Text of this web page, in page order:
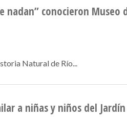
nadan” conocieron Museo
Natural de Río...
a niñas y niños del Jardín